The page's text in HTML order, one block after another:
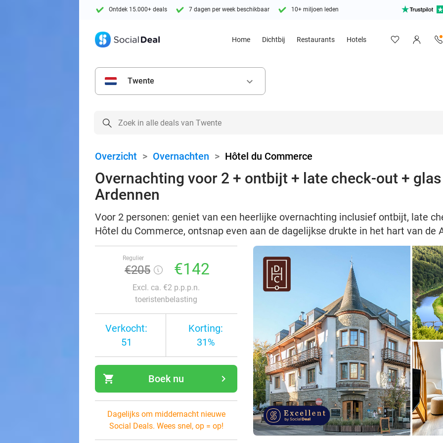
Ontdek 15.000+ deals 7 dagen per week beschikbaar 10+ miljoen leden
Home Dichtbij Restaurants Hotels
Twente keyboard_arrow_down
Overzicht > Overnachten > Hôtel du Commerce
Overnachting voor 2 + ontbijt + late check-out +
Ardennen
Voor 2 personen: geniet van een heerlijke overnachting inclusief ontbijt, late
Hôtel du Commerce, ontsnap even aan de dagelijkse drukte in het hart van de
Regulier
€205 €142
Excl. ca. €2 p.p.p.n.
toeristenbelasting
Verkocht:
51
Korting:
31%
shopping_cart navigate_next
Boek nu
Dagelijks om middernacht nieuwe
Social Deals. Wees snel, op = op!